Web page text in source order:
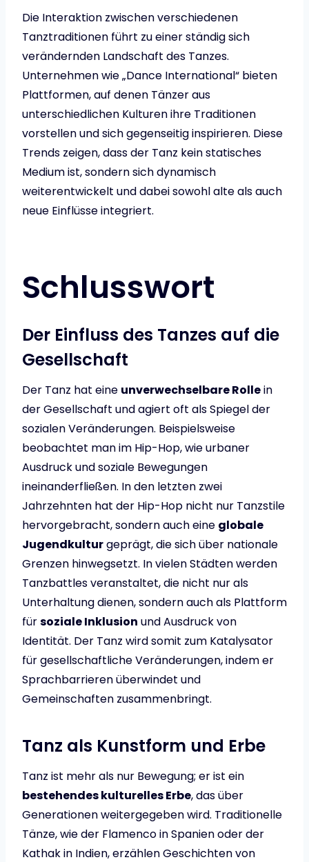
Die Interaktion zwischen verschiedenen
Tanztraditionen führt zu einer ständig sich
verändernden Landschaft des Tanzes.
Unternehmen wie „Dance International“ bieten
Plattformen, auf denen Tänzer aus
unterschiedlichen Kulturen ihre Traditionen
vorstellen und sich gegenseitig inspirieren. Diese
Trends zeigen, dass der Tanz kein statisches
Medium ist, sondern sich dynamisch
weiterentwickelt und dabei sowohl alte als auch
neue Einflüsse integriert.
Schlusswort
Der Einfluss des Tanzes auf die
Gesellschaft
Der Tanz hat eine unverwechselbare Rollein
der Gesellschaft und agiert oft als Spiegel der
sozialen Veränderungen. Beispielsweise
beobachtet man im Hip-Hop, wie urbaner
Ausdruck und soziale Bewegungen
ineinanderfließen. In den letzten zwei
Jahrzehnten hat der Hip-Hop nicht nur Tanzstile
hervorgebracht, sondern auch eine globale
Jugendkulturgeprägt, die sich über nationale
Grenzen hinwegsetzt. In vielen Städten werden
Tanzbattles veranstaltet, die nicht nur als
Unterhaltung dienen, sondern auch als Plattform
fürsoziale Inklusion und Ausdruck von
Identität. Der Tanz wird somit zum Katalysator
für gesellschaftliche Veränderungen, indem er
Sprachbarrieren überwindet und
Gemeinschaften zusammenbringt.
Tanz als Kunstform und Erbe
Tanz ist mehr als nur Bewegung; er ist ein
bestehendes kulturelles Erbe, das über
Generationen weitergegeben wird. Traditionelle
Tänze, wie der Flamenco in Spanien oder der
Kathak in Indien, erzählen Geschichten von